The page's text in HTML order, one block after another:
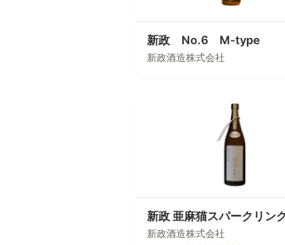
新政 No.6 M-type
新政酒造株式会社
新政 亜麻猫スパークリン
新政酒造株式会社